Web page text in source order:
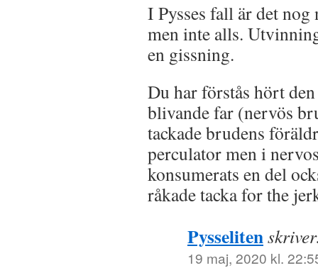
I Pysses fall är det nog
men inte alls.
en gissning.
Du har förstås hört
blivande far (nervös
tackade brudens
perculator men i
konsumerats en del
råkade tacka for the
Pysseliten
19 maj, 2020 kl.